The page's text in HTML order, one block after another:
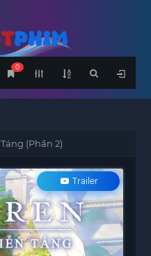
0
(Phần 2)
Trailer